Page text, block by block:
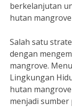
berkelanjutan
hutan
Salah satu
dengan
mangrove.
Lingkungan
hutan
menjadi